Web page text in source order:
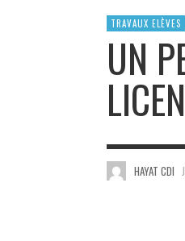
TRAVAUX ELÈVES
UN
HAYAT CDI